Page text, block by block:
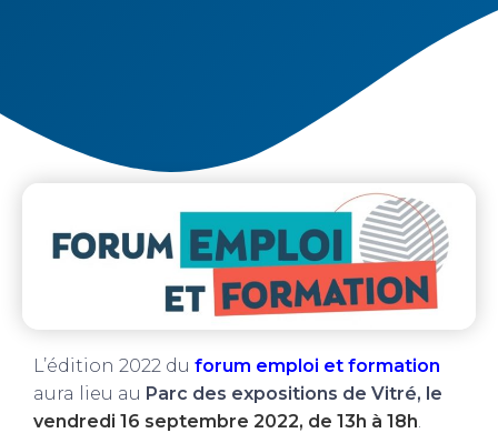
L’édition 2022 du forum emploi et formation
aura lieu au Parc des expositions de Vitré, le
vendredi 16 septembre 2022, de 13h à 18h.